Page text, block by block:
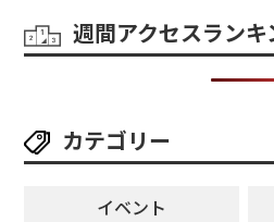
週間アクセスランキ
カテゴリー
イベント